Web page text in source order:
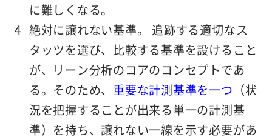
に難しくなる。
絶対に譲れない基準。
追跡する適切なス
タッツを選び、比較する基準を設けること
が、リーン分析のコアのコンセプトであ
る。そのため、 重要な計測基準を一つ （状
況を把握することが出来る単一の計測基
準）を持ち、譲れない一線を示す必要があ